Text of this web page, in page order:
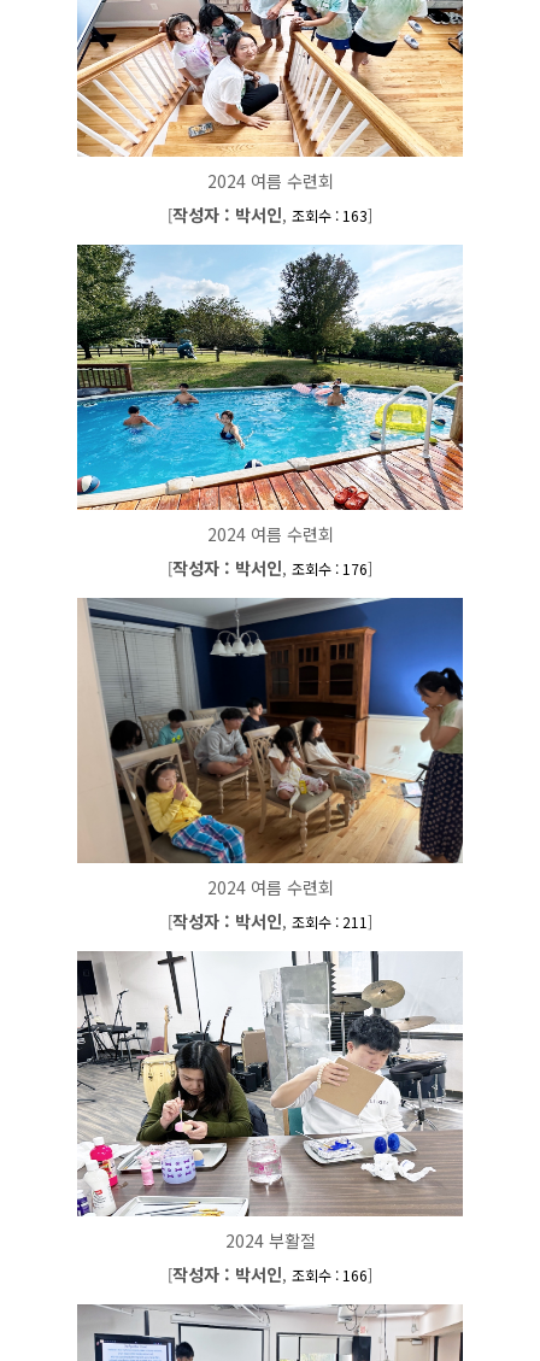
2024 여름 수련회
[작성자 : 박서인, 조회수 : 163]
2024 여름 수련회
[작성자 : 박서인, 조회수 : 176]
2024 여름 수련회
[작성자 : 박서인, 조회수 : 211]
2024 부활절
[작성자 : 박서인, 조회수 : 166]